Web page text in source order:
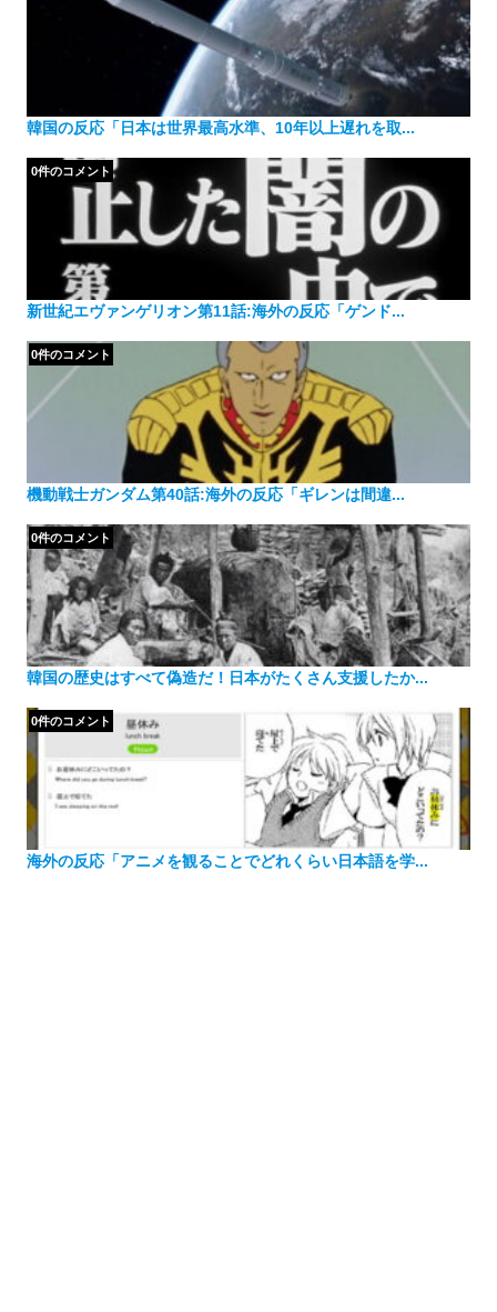
韓国の反応「日本は世界最高水準、10年以上遅れを取...
新世紀エヴァンゲリオン第11話:海外の反応「ゲンド...
0件のコメント
機動戦士ガンダム第40話:海外の反応「ギレンは間違...
0件のコメント
韓国の歴史はすべて偽造だ！日本がたくさん支援したか...
0件のコメント
海外の反応「アニメを観ることでどれくらい日本語を学...
0件のコメント